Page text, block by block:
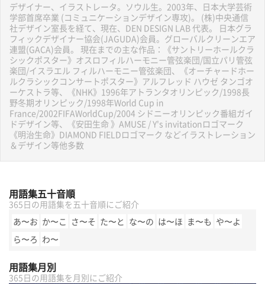
デザイナー、イラストレータ。ソウル生。2003年、日本大学芸術
学部首席卒業 (コミュニケーションデザイン専攻)。 (株)中央通信
社デザイン室長を経て、現在、DEN DESIGN LAB 代表。 日本グラ
フィックデザイナー協会(JAGUDA)会員。グローバルクリーンエア
連盟(GACA)会員。 現在までの主な作品：《サントリーホールクラ
シックポスター》オスロフィルハーモニー管弦楽団/国立パリ管弦
楽団/イスラエル フィルハーモニー管弦楽団、《オーチャードホー
ルクラシックコンサートポスター》アルフレッド ハウゼ タンゴオ
ーケストラ等、《NHK》1996年アトランタオリンピック/1998長
野冬期オリンピック/1998年World Cup in
France/2002FIFAWorldCup/2004 シドニーオリンピック番組ガイ
ドデザイン等、《安田生命 》AMUSE / Y's invitationロゴマーク
《明治生命》DIAMOND FIELDロゴマーク などイラストレーション
＆デザイン等他多数
用語集五十音順
365日の用語集を五十音順にご紹介
あ〜お か〜こ さ〜そ た〜と な〜の は〜ほ ま〜も や〜よ
ら〜ろ わ〜
用語集月別
365日の用語集を月別にご紹介